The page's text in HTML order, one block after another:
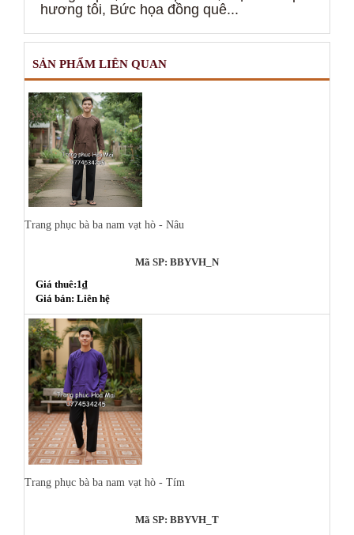
hương tôi, Bức họa đồng quê...
SẢN PHẨM LIÊN QUAN
Trang phục bà ba nam vạt hò - Nâu
Mã SP: BBYVH_N
Giá thuê:1₫
Giá bán: Liên hệ
Trang phục bà ba nam vạt hò - Tím
Mã SP: BBYVH_T